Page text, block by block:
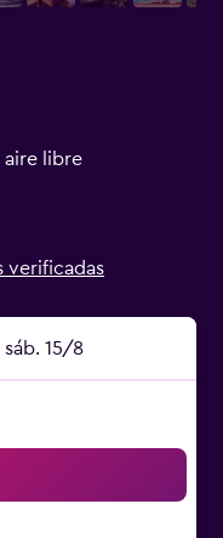
aire libre
verificadas
sáb. 15/8